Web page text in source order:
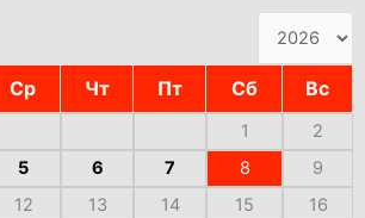
Ср Чт Пт Сб Вс
1
2
5 6 7 8
9
12 13 14 15
16